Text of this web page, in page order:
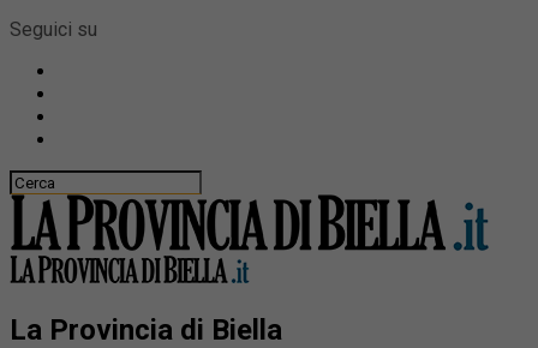
Seguici su
La Provincia di Biella